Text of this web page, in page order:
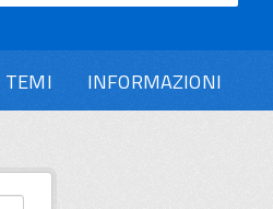
TEMI INFORMAZIONI